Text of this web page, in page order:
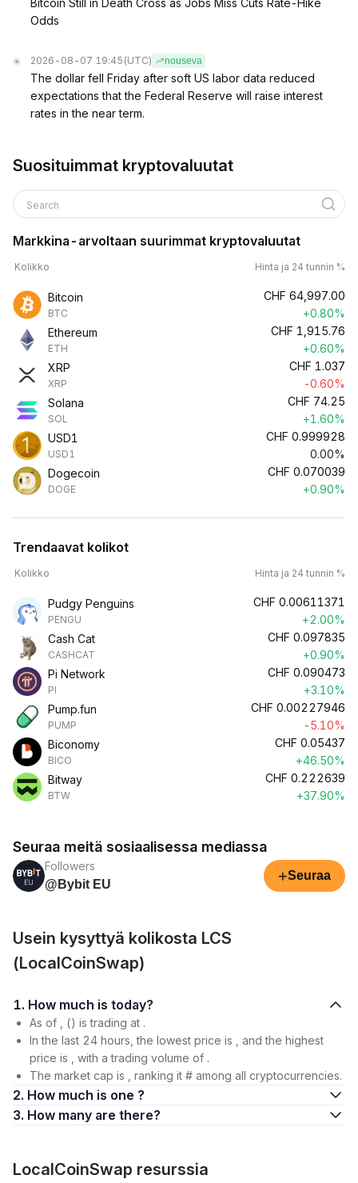
Bitcoin Still in Death Cross as Jobs Miss Cuts Rate-Hike
Odds
2026-08-07 19:45 (UTC) nouseva
The dollar fell Friday after soft US labor data reduced
expectations that the Federal Reserve will raise interest
rates in the near term.
Suosituimmat kryptovaluutat
Search
Markkina-arvoltaan suurimmat kryptovaluutat
Kolikko Hinta ja 24 tunnin %
Bitcoin
BTC
CHF 64,997.00
+0.80%
Ethereum
ETH
CHF 1,915.76
+0.60%
XRP
XRP
CHF 1.037
-0.60%
Solana
SOL
CHF 74.25
+1.60%
USD1
USD1
CHF 0.999928
0.00%
Dogecoin
DOGE
CHF 0.070039
+0.90%
Trendaavat kolikot
Kolikko Hinta ja 24 tunnin %
Pudgy Penguins
PENGU
CHF 0.00611371
+2.00%
Cash Cat
CASHCAT
CHF 0.097835
+0.90%
Pi Network
PI
CHF 0.090473
+3.10%
Pump.fun
PUMP
CHF 0.00227946
-5.10%
Biconomy
BICO
CHF 0.05437
+46.50%
Bitway
BTW
CHF 0.222639
+37.90%
Seuraa meitä sosiaalisessa mediassa
Followers
@Bybit EU
+Seuraa
Usein kysyttyä kolikosta LCS
(LocalCoinSwap)
1. How much is today?
As of , () is trading at .
In the last 24 hours, the lowest price is , and the highest
price is , with a trading volume of .
The market cap is , ranking it # among all cryptocurrencies.
2. How much is one ?
3. How many are there?
LocalCoinSwap resurssia